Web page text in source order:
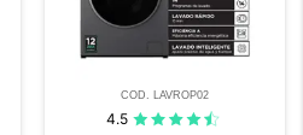
COD. LAVROP02
4.5